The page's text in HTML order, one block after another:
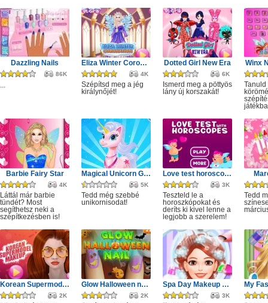
Dazzling Nails
86K
...
Eliza Winter Coronation
4K
Szépítsd meg a jég
királynőjét!
Dotted Girl New Era
6K
Ismerd meg a pöttyös
lány új korszakát!
Winx
Tanuld
Barbie Fairy Star
4K
Láttál már barbie
tündét? Most
segíthetsz neki a
szépítkezésben is!
Magical Unicorn Grooming World
5K
Tedd még szebbé
unikornisodat!
Love test horoscopes
3K
Teszteld le a
horoszkópokat és
deríts ki kivel lenne a
legjobb a szerelem!
Tedd
Korean Supermodel Makeup
2K
Glow Halloween nails polish
2K
Spa Day Makeup Artist
3K